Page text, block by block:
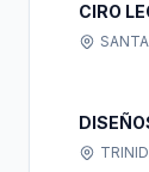
CIRO